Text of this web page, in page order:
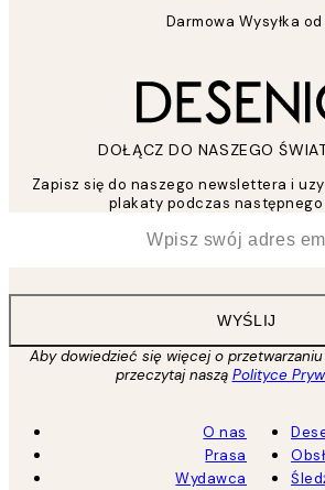
Darmowa Wysyłka od
DOŁĄCZ DO NASZEGO
Zapisz się do naszego newslettera i
plakaty podczas następnego
WYŚLIJ
Aby dowiedzieć się więcej o
przeczytaj naszą Polityce
O nas
Prasa
Wydawca